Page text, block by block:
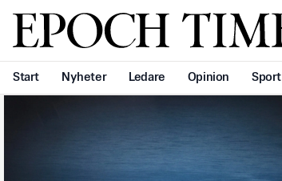
Svenska Epoch Times
Start Nyheter Ledare Opinion Sport